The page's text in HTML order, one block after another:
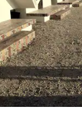
відгуки: 4